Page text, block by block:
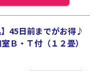
45日前までがお得♪
Ｂ・Ｔ付（１２畳）